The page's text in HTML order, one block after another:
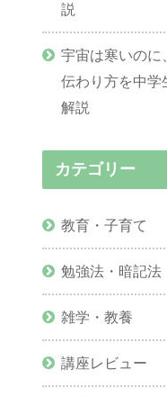
説
宇宙は寒いのに
伝わり方を中学
解説
カテゴリー
教育・子育て
勉強法・暗記法
雑学・教養
講座レビュー